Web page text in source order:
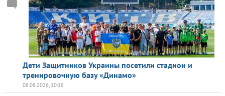
Дети Защитников Украины посетили стадион и
тренировочную базу «Динамо»
08.08.2026, 10:18